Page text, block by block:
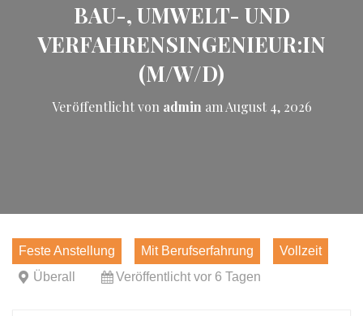
BAU-, UMWELT- UND
VERFAHRENSINGENIEUR:IN
(M/W/D)
Veröffentlicht von admin am August 4, 2026
Feste Anstellung Mit Berufserfahrung
Vollzeit
Überall
Veröffentlicht vor 6 Tagen